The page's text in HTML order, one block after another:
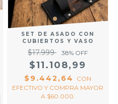
SET DE ASADO CON
CUBIERTOS Y VASO
$17.999 38% OFF
$11.108,99
$9.442,64
CON
EFECTIVO Y COMPRA MAYOR
A $60.000.